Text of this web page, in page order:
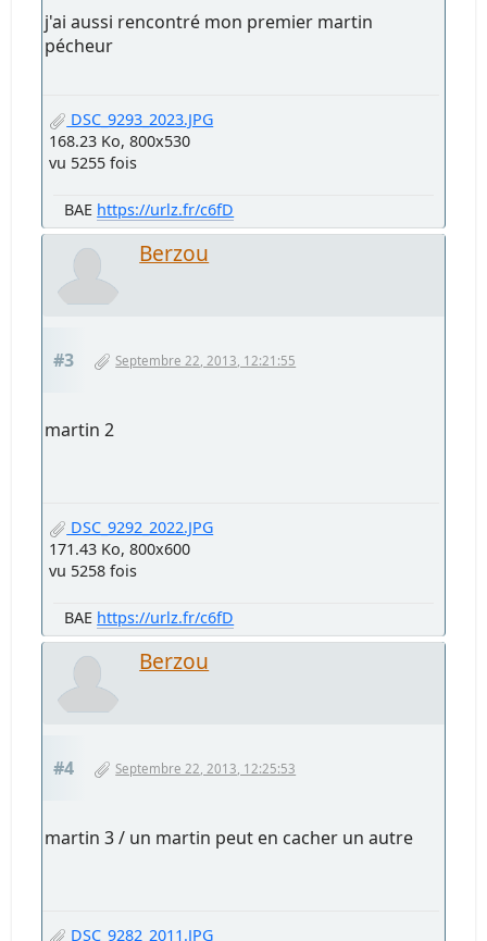
j'ai aussi rencontré mon premier martin
pécheur
DSC_9293_2023.JPG
168.23 Ko, 800x530
vu 5255 fois
BAE https://urlz.fr/c6fD
Berzou
#3 Septembre 22, 2013, 12:21:55
martin 2
DSC_9292_2022.JPG
171.43 Ko, 800x600
vu 5258 fois
BAE https://urlz.fr/c6fD
Berzou
#4 Septembre 22, 2013, 12:25:53
martin 3 / un martin peut en cacher un autre
DSC_9282_2011.JPG